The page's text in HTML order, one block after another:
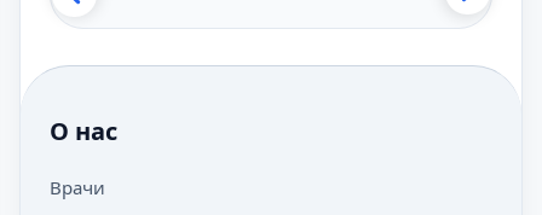
О нас
Врачи